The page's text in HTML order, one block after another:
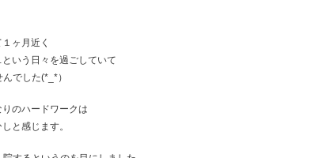
ヶ月近く
いう日々を過ごしていて
でした(*_*）
のハードワークは
と感じます。